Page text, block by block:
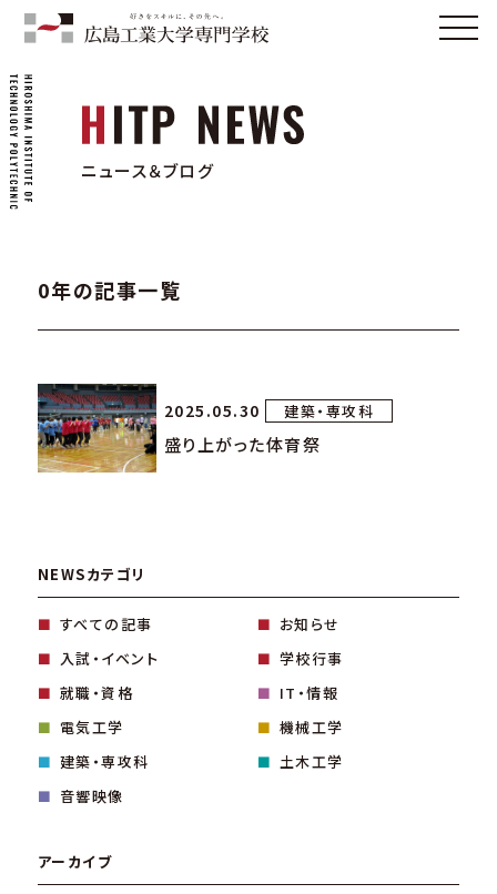
ニュース＆ブログ
0年の記事一覧
2025.05.30 建築・専攻科
盛り上がった体育祭
NEWSカテゴリ
すべての記事
お知らせ
入試・イベント
学校行事
就職・資格
IT・情報
電気工学
機械工学
建築・専攻科
土木工学
音響映像
アーカイブ